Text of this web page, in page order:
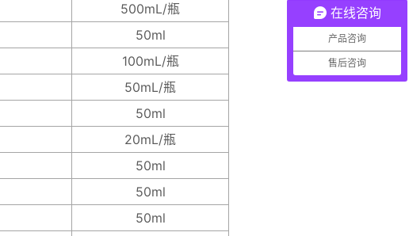
500mL/瓶
50ml
100mL/瓶
50mL/瓶
50ml
20mL/瓶
50ml
50ml
50ml
在线咨询
产品咨询
售后咨询